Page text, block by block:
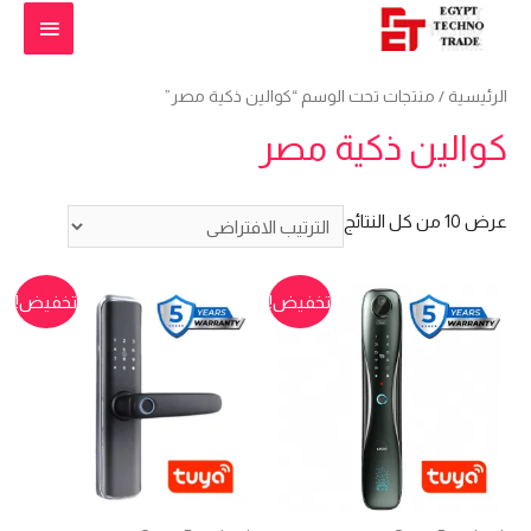
الرئيسية / منتجات تحت الوسم “كوالين ذكية مصر”
كوالين ذكية مصر
عرض ⁦10⁩ من كل النتائج
تخفيض! تخفيض!